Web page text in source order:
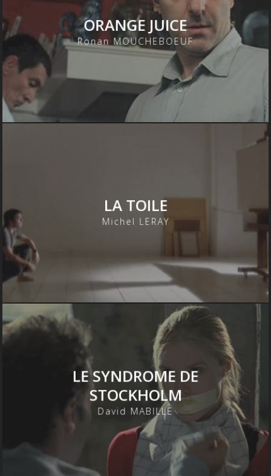
ORANGE JUICE
Ronan MOUCHEBOEUF
LA TOILE
Michel LERAY
LE SYNDROME DE
STOCKHOLM
David MABILLE